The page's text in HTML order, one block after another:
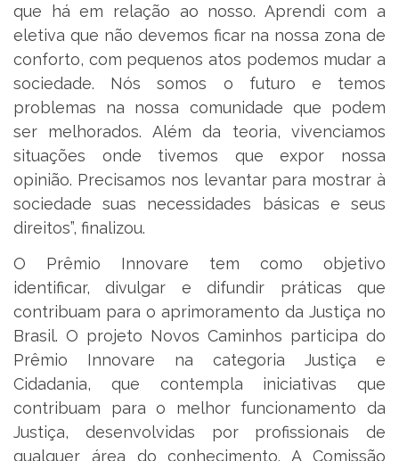
que há em relação ao nosso. Aprendi com a
eletiva que não devemos ficar na nossa zona de
conforto, com pequenos atos podemos mudar a
sociedade. Nós somos o futuro e temos
problemas na nossa comunidade que podem
ser melhorados. Além da teoria, vivenciamos
situações onde tivemos que expor nossa
opinião. Precisamos nos levantar para mostrar à
sociedade suas necessidades básicas e seus
direitos”, finalizou.
O Prêmio Innovare tem como objetivo
identificar, divulgar e difundir práticas que
contribuam para o aprimoramento da Justiça no
Brasil. O projeto Novos Caminhos participa do
Prêmio Innovare na categoria Justiça e
Cidadania, que contempla iniciativas que
contribuam para o melhor funcionamento da
Justiça, desenvolvidas por profissionais de
qualquer área do conhecimento. A Comissão